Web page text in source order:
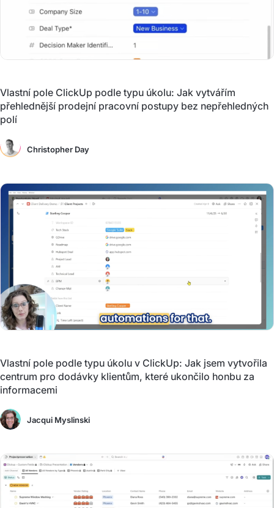
Vlastní pole ClickUp podle typu úkolu: Jak vytvářím
přehlednější prodejní pracovní postupy bez nepřehledných
polí
Christopher Day
Vlastní pole podle typu úkolu v ClickUp: Jak jsem vytvořila
centrum pro dodávky klientům, které ukončilo honbu za
informacemi
Jacqui Myslinski